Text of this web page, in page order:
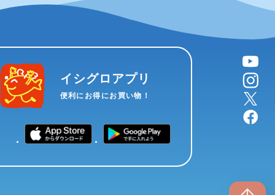
イシグロアプリ
便利にお得にお買い物！
YouTube
instagram
X
facebook